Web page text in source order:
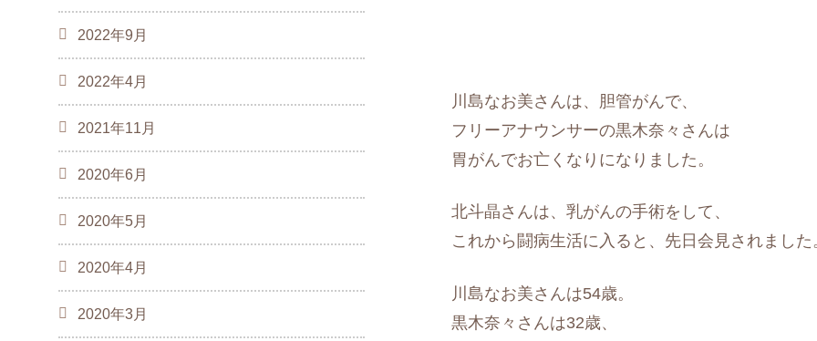
川島なお美さんは、胆管がんで、
フリーアナウンサーの黒木奈々さんは
胃がんでお亡くなりになりました。
北斗晶さんは、乳がんの手術をして、
これから闘病生活に入ると、先日会見されました
川島なお美さんは54歳。
黒木奈々さんは32歳、
2022年9月
2022年4月
2021年11月
2020年6月
2020年5月
2020年4月
2020年3月